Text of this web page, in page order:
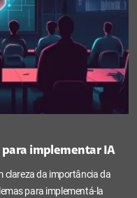
implementar IA
clareza da importância da
para implementá-la